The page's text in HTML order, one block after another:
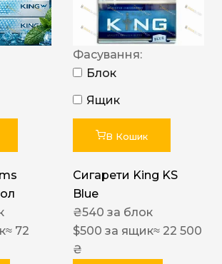
≈ 72
Фасування:
Блок
Ящик
В Кошик
Сигарети King KS
Blue
₴540 за блок
$500 за ящик≈ 22 500
₴